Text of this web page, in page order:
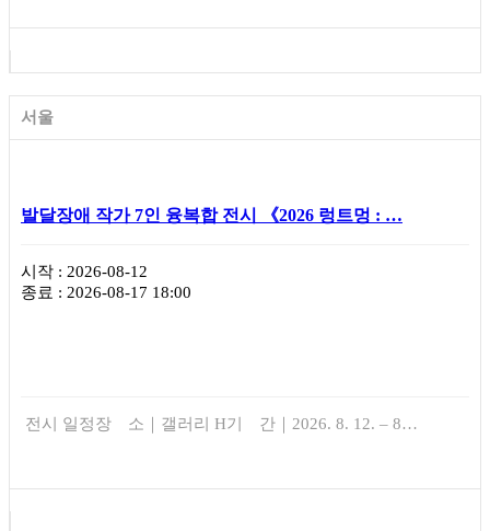
서울
발달장애 작가 7인 융복합 전시 《2026 렁트멍 : …
시작 : 2026-08-12
종료 : 2026-08-17 18:00
전시 일정장 소｜갤러리 H기 간｜2026. 8. 12. – 8…